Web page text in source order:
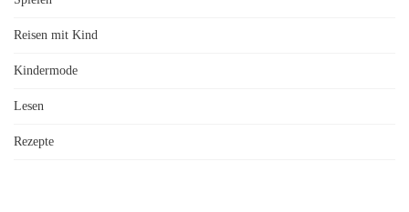
Reisen mit Kind
Kindermode
Lesen
Rezepte